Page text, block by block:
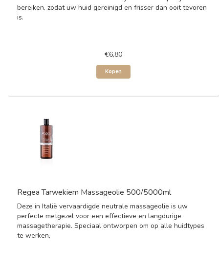
bereiken, zodat uw huid gereinigd en frisser dan ooit tevoren
is.
€6,80
Kopen
Regea Tarwekiem Massageolie 500/5000ml
Deze in Italië vervaardigde neutrale massageolie is uw
perfecte metgezel voor een effectieve en langdurige
massagetherapie. Speciaal ontworpen om op alle huidtypes
te werken,